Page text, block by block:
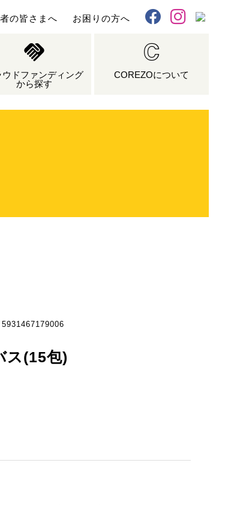
の皆さまへ お困りの方へ
FacebookInstagram
ウドファンディング
から探す
COREZOについて
ス(15包)